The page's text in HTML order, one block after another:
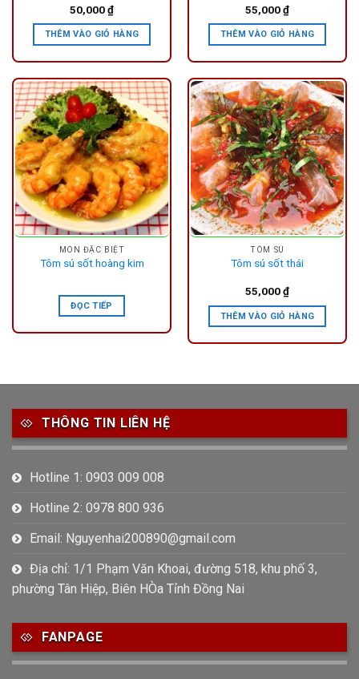
50,000₫
THÊM VÀO GIỎ HÀNG
55,000₫
THÊM VÀO GIỎ HÀNG
MÓN ĐẶC BIỆT
Tôm sú sốt hoàng kim
ĐỌC TIẾP
TÔM SÚ
Tôm sú sốt thái
55,000₫
THÊM VÀO GIỎ HÀNG
THÔNG TIN LIÊN HỆ
Hotline 1: 0903 009 008
Hotline 2: 0978 800 936
Email: Nguyenhai200890@gmail.com
Địa chỉ: 1/1 Phạm Văn Khoai, đường 518, khu phố 3,
phường Tân Hiệp, Biên HÒa Tỉnh Đồng Nai
FANPAGE